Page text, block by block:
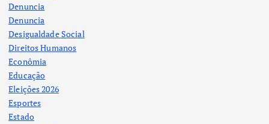
Denuncia
Denuncia
Desigualdade Social
Direitos Humanos
Econômia
Educação
Eleições 2026
Esportes
Estado